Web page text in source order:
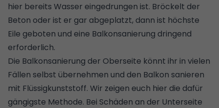
hier bereits Wasser eingedrungen ist. Bröckelt der
Beton oder ist er gar abgeplatzt, dann ist höchste
Eile geboten und eine Balkonsanierung dringend
erforderlich.
Die Balkonsanierung der Oberseite könnt ihr in vielen
Fällen selbst übernehmen und den Balkon sanieren
mit Flüssigkunststoff. Wir zeigen euch hier die dafür
gängigste Methode. Bei Schäden an der Unterseite